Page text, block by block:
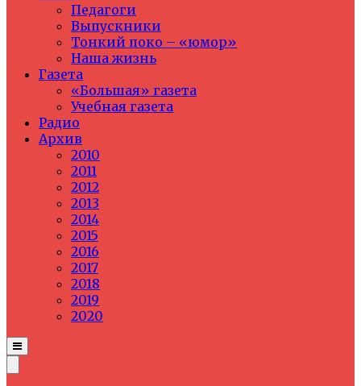
Педагоги
Выпускники
Тонкий поко – «юмор»
Наша жизнь
Газета
«Большая» газета
Учебная газета
Радио
Архив
2010
2011
2012
2013
2014
2015
2016
2017
2018
2019
2020